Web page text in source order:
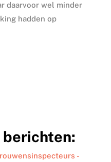
daarvoor wel minder
hadden op
-